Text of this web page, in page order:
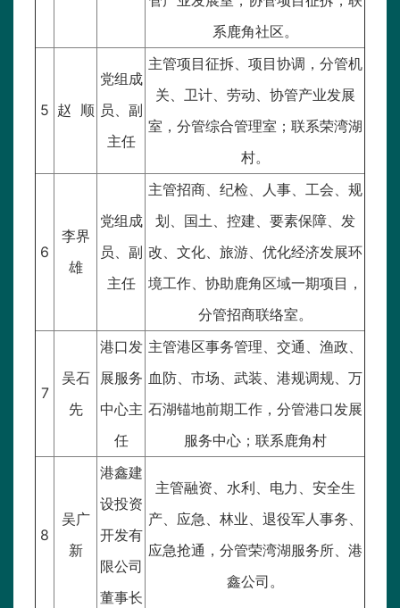
系鹿角社区。
5 赵 顺
党组成
员、副
主任
主管项目征拆、项目协调，分管机
关、卫计、劳动、协管产业发展
室，分管综合管理室；联系荣湾湖
村。
6
李界
雄
党组成
员、副
主任
主管招商、纪检、人事、工会、规
划、国土、控建、要素保障、发
改、文化、旅游、优化经济发展环
境工作、协助鹿角区域一期项目，
分管招商联络室。
7
吴石
先
港口发
展服务
中心主
任
主管港区事务管理、交通、渔政、
血防、市场、武装、港规调规、万
石湖锚地前期工作，分管港口发展
服务中心；联系鹿角村
8
吴广
新
港鑫建
设投资
开发有
限公司
董事长
主管融资、水利、电力、安全生
产、应急、林业、退役军人事务、
应急抢通，分管荣湾湖服务所、港
鑫公司。